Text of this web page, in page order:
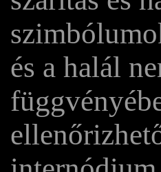
és a halál